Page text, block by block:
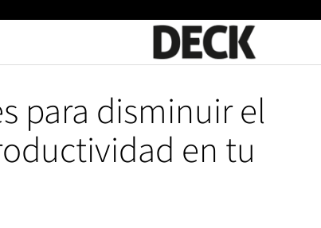
para disminuir el
en tu